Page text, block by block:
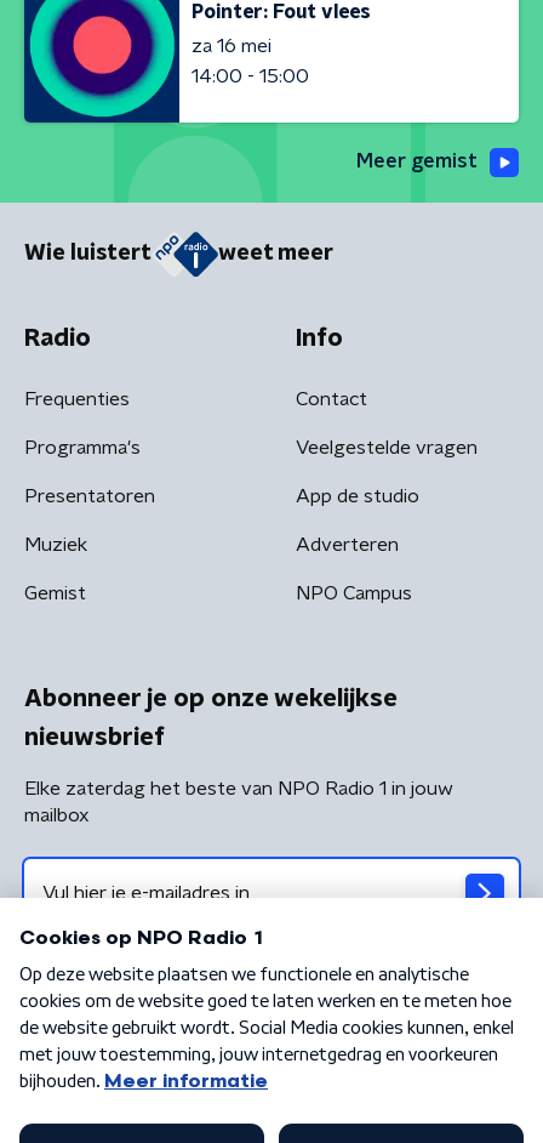
Pointer: Fout vlees
za 16 mei
14:00 - 15:00
Meer gemist
Wie luistert weet meer
Radio
Frequenties
Programma's
Presentatoren
Muziek
Gemist
Info
Contact
Veelgestelde vragen
App de studio
Adverteren
NPO Campus
Abonneer je op onze wekelijkse
nieuwsbrief
Elke zaterdag het beste van NPO Radio 1 in jouw
mailbox
Algemene voorwaarden